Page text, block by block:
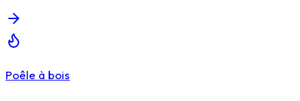
Poêle à bois